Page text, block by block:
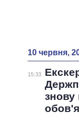
10 червня,
15:33